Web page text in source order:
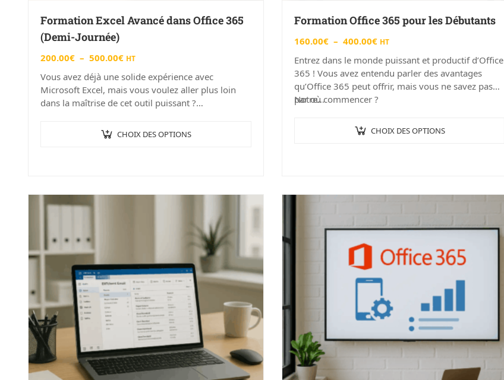
Formation Excel Avancé dans Office 365
(Demi-Journée)
200.00€ – 500.00€ HT
Vous avez déjà une solide expérience avec
Microsoft Excel, mais vous voulez aller plus loin
dans la maîtrise de cet outil puissant ?
CHOIX DES OPTIONS
Formation Office 365 pour les Débutants
160.00€ – 400.00€ HT
Entrez dans le monde puissant et productif d’Office
365 ! Vous avez entendu parler des avantages
qu’Office 365 peut offrir, mais vous ne savez pas
par où commencer ?
Notre…
CHOIX DES OPTIONS